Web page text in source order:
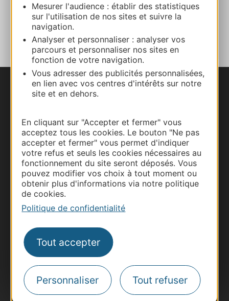
Mesurer l'audience : établir des statistiques
sur l'utilisation de nos sites et suivre la
navigation.
Analyser et personnaliser : analyser vos
parcours et personnaliser nos sites en
fonction de votre navigation.
Vous adresser des publicités personnalisées,
en lien avec vos centres d'intérêts sur notre
site et en dehors.
En cliquant sur "Accepter et fermer" vous
acceptez tous les cookies. Le bouton "Ne pas
accepter et fermer" vous permet d'indiquer
votre refus et seuls les cookies nécessaires au
fonctionnement du site seront déposés. Vous
pouvez modifier vos choix à tout moment ou
obtenir plus d'informations via notre politique
de cookies.
Politique de confidentialité
Tout accepter
Personnaliser Tout refuser
AJOUTER
AU CARNET
Nous contacter
Carte interactive
Documentation
Thermalisme
Business/Mice
Pros d'Occitanie